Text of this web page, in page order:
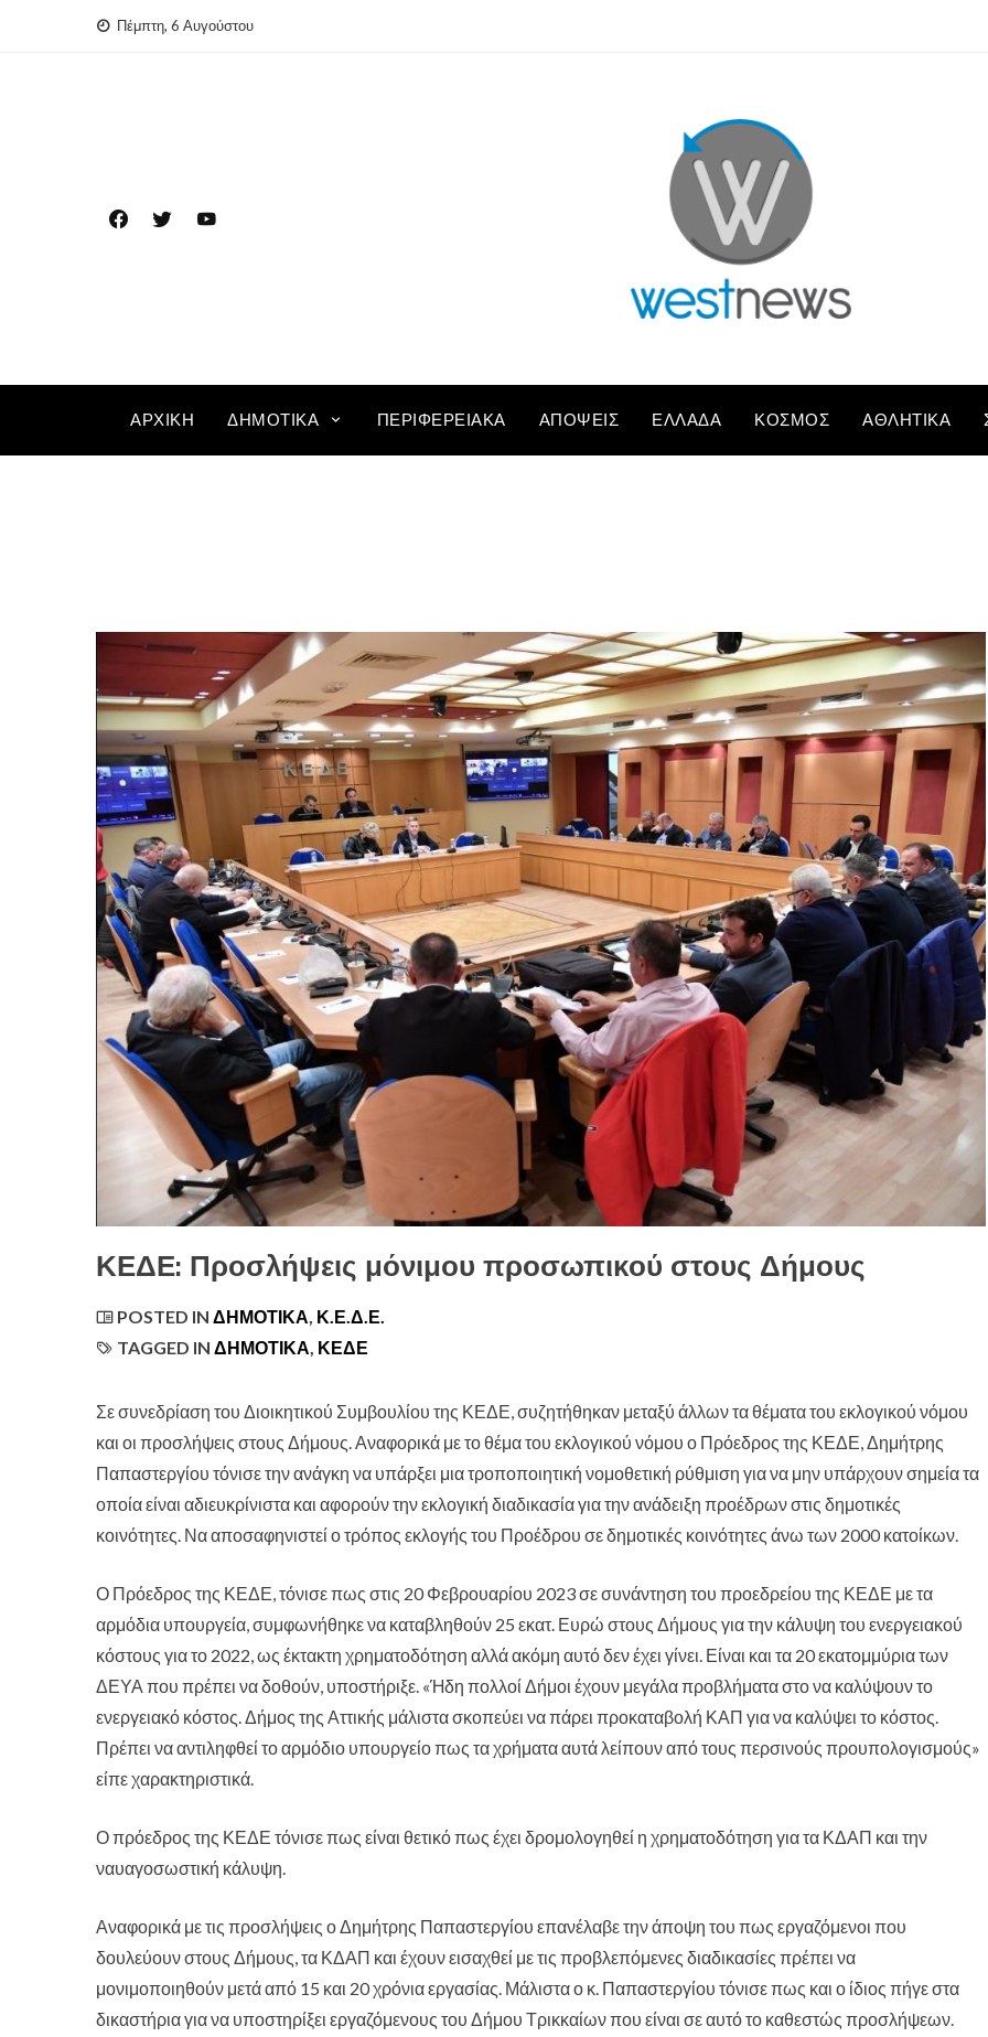
Πέμπτη, 6 Αυγούστου
ΑΡΧΙΚΉ ΔΗΜΟΤΙΚΆ ΠΕΡΙΦΕΡΕΙΑΚΆ ΑΠΌΨΕΙΣ ΕΛΛΆΔΑ ΚΌΣΜΟΣ ΑΘΛΗΤΙΚΆ
ΚΕΔΕ: Προσλήψεις μόνιμου προσωπικού στους Δήμους
POSTED IN ΔΗΜΟΤΙΚΆ Κ.Ε.Δ.Ε.
TAGGED IN ΔΗΜΟΤΙΚΑ ΚΕΔΕ
Σε συνεδρίαση του Διοικητικού Συμβουλίου της ΚΕΔΕ , συζητήθηκαν μεταξύ άλλων τα θέματα του εκλογικού νόμου
και οι προσλήψεις στους Δήμους. Αναφορικά με το θέμα του εκλογικού νόμου ο Πρόεδρος της ΚΕΔΕ, Δημήτρης
Παπαστεργίου τόνισε την ανάγκη να υπάρξει μια τροποποιητική νομοθετική ρύθμιση για να μην υπάρχουν σημεία τα
οποία είναι αδιευκρίνιστα και αφορούν την εκλογική διαδικασία για την ανάδειξη προέδρων στις δημοτικές
κοινότητες. Να αποσαφηνιστεί ο τρόπος εκλογής του Προέδρου σε δημοτικές κοινότητες άνω των 2000 κατοίκων.
Ο Πρόεδρος της ΚΕΔΕ, τόνισε πως στις 20 Φεβρουαρίου 2023 σε συνάντηση του προεδρείου της ΚΕΔΕ με τα
αρμόδια υπουργεία, συμφωνήθηκε να καταβληθούν 25 εκατ. Ευρώ στους Δήμους για την κάλυψη του ενεργειακού
κόστους για το 2022, ως έκτακτη χρηματοδότηση αλλά ακόμη αυτό δεν έχει γίνει. Είναι και τα 20 εκατομμύρια των
ΔΕΥΑ που πρέπει να δοθούν, υποστήριξε. «Ήδη πολλοί Δήμοι έχουν μεγάλα προβλήματα στο να καλύψουν το
ενεργειακό κόστος. Δήμος της Αττικής μάλιστα σκοπεύει να πάρει προκαταβολή ΚΑΠ για να καλύψει το κόστος.
Πρέπει να αντιληφθεί το αρμόδιο υπουργείο πως τα χρήματα αυτά λείπουν από τους περσινούς προυπολογισμούς»
είπε χαρακτηριστικά.
Ο πρόεδρος της ΚΕΔΕ τόνισε πως είναι θετικό πως έχει δρομολογηθεί η χρηματοδότηση για τα ΚΔΑΠ και την
ναυαγοσωστική κάλυψη.
Αναφορικά με τις προσλήψεις ο Δημήτρης Παπαστεργίου επανέλαβε την άποψη του πως εργαζόμενοι που
δουλεύουν στους Δήμους, τα ΚΔΑΠ και έχουν εισαχθεί με τις προβλεπόμενες διαδικασίες πρέπει να
μονιμοποιηθούν μετά από 15 και 20 χρόνια εργασίας. Μάλιστα ο κ. Παπαστεργίου τόνισε πως και ο ίδιος πήγε στα
δικαστήρια για να υποστηρίξει εργαζόμενους του Δήμου Τρικκαίων που είναι σε αυτό το καθεστώς προσλήψεων.